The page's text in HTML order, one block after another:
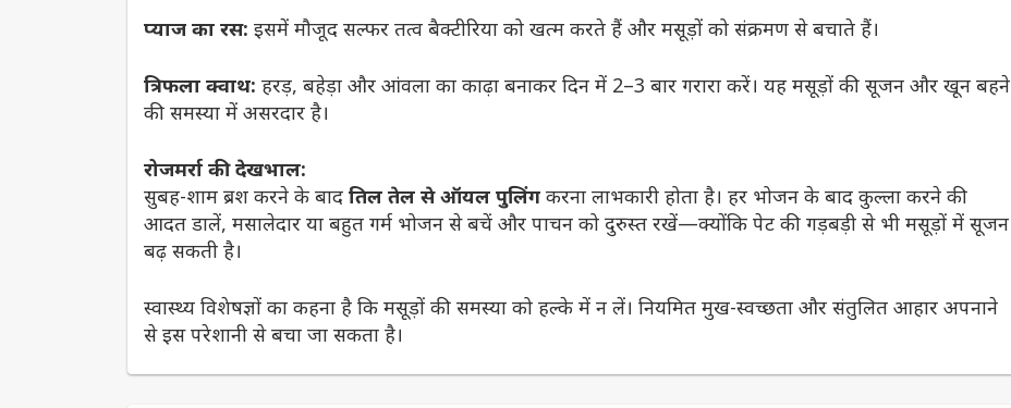
प्याज का रस: इसमें मौजूद सल्फर तत्व बैक्टीरिया को खत्म करते हैं और मसूड़ों को संक्रमण से बचाते हैं।
त्रिफला क्वाथ: हरड़, बहेड़ा और आंवला का काढ़ा बनाकर दिन में 2–3 बार गरारा करें। यह मसूड़ों की सूजन और खून बहने
की समस्या में असरदार है।
रोजमर्रा की देखभाल:
सुबह-शाम ब्रश करने के बाद तिल तेल से ऑयल पुलिंग करना लाभकारी होता है। हर भोजन के बाद कुल्ला करने की
आदत डालें, मसालेदार या बहुत गर्म भोजन से बचें और पाचन को दुरुस्त रखें—क्योंकि पेट की गड़बड़ी से भी मसूड़ों में सूजन
बढ़ सकती है।
स्वास्थ्य विशेषज्ञों का कहना है कि मसूड़ों की समस्या को हल्के में न लें। नियमित मुख-स्वच्छता और संतुलित आहार अपनाने
से इस परेशानी से बचा जा सकता है।